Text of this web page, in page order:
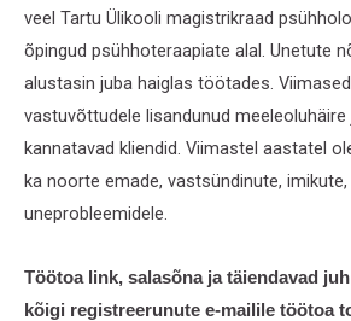
veel Tartu Ülikooli magistrikraad
õpingud psühhoteraapiate alal. Unetute
alustasin juba haiglas töötades.
vastuvõttudele lisandunud meeleoluhäire
kannatavad kliendid. Viimastel aastatel
ka noorte emade, vastsündinute,
uneprobleemidele.
Töötoa link, salasõna ja täiendavad
kõigi registreerunute e-mailile töötoa